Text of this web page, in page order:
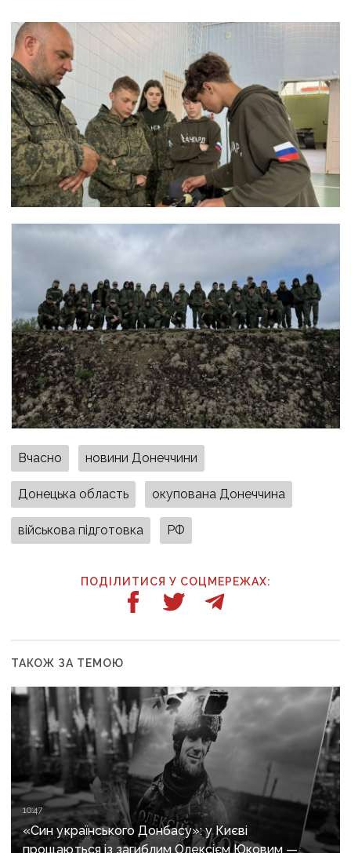
Вчасно новини Донеччини
Донецька область окупована Донеччина
військова підготовка РФ
ПОДІЛИТИСЯ У СОЦМЕРЕЖАХ:
ТАКОЖ ЗА ТЕМОЮ
10:47
«Син українського Донбасу»: у Києві
прощаються із загиблим Олексієм Юковим —